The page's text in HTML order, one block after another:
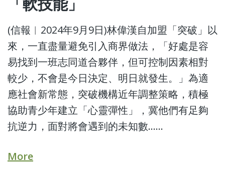
(信報︱2024年9月9日)林偉漢自加盟「突破」以
來，一直盡量避免引入商界做法，「好處是容
易找到一班志同道合夥伴，但可控制因素相對
較少，不會是今日決定、明日就發生。」為適
應社會新常態，突破機構近年調整策略，積極
協助青少年建立「心靈彈性」，冀他們有足夠
抗逆力，面對將會遇到的未知數......
More